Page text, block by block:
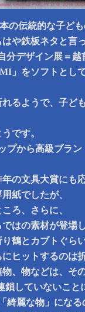
の伝統的な子ど
や鉄板ネタと言
分デザイン展＝
」をソフトとし
るようで、子ど
です。
プから高級ブラ
の文具大賞にも
紙でしたが、
ろ、さらに、
はの素材が登場
鶴とカブトぐら
ヒットするのは
、物などは、そ
鎖していないこと
綺麗な物」になる